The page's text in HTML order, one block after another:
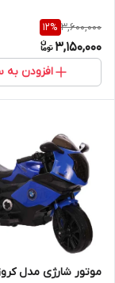
3,600,000
12%
3,150,000
افزودن به
موتور شارژی مدل